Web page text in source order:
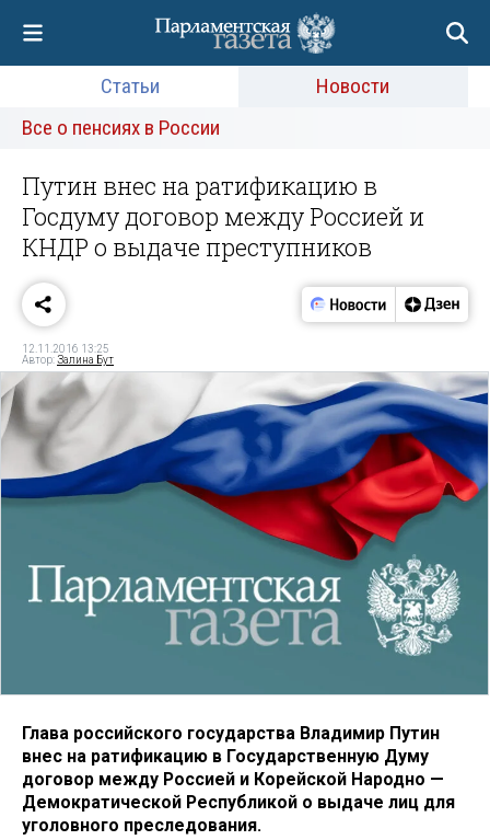
Статьи
Новости
Все о пенсиях в России
Путин внес на ратификацию в
Госдуму договор между Россией и
КНДР о выдаче преступников
12.11.2016 13:25
Автор:Залина Бут
Глава российского государства Владимир Путин
внес на ратификацию в Государственную Думу
договор между Россией и Корейской Народно —
Демократической Республикой о выдаче лиц для
уголовного преследования.